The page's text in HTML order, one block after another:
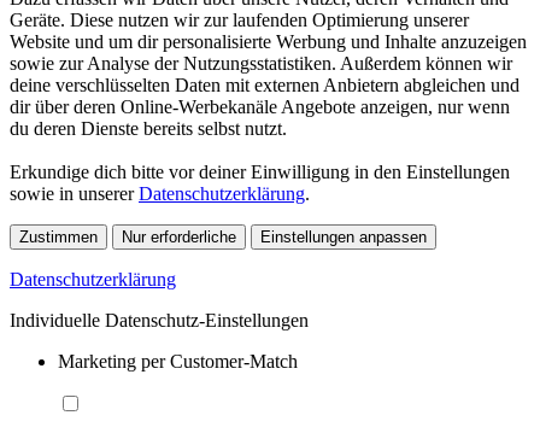
Geräte. Diese nutzen wir zur laufenden Optimierung unserer
Website und um dir personalisierte Werbung und Inhalte anzuzeigen
sowie zur Analyse der Nutzungsstatistiken. Außerdem können wir
deine verschlüsselten Daten mit externen Anbietern abgleichen und
dir über deren Online-Werbekanäle Angebote anzeigen, nur wenn
du deren Dienste bereits selbst nutzt.
Erkundige dich bitte vor deiner Einwilligung in den Einstellungen
sowie in unsererDatenschutzerklärung.
Zustimmen Nur erforderliche Einstellungen anpassen
Datenschutzerklärung
Individuelle Datenschutz-Einstellungen
Marketing per Customer-Match